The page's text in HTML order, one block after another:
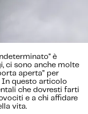
è
ci sono anche molte
aperta” per
In questo articolo
che dovresti farti
e a chi affidare
vita.